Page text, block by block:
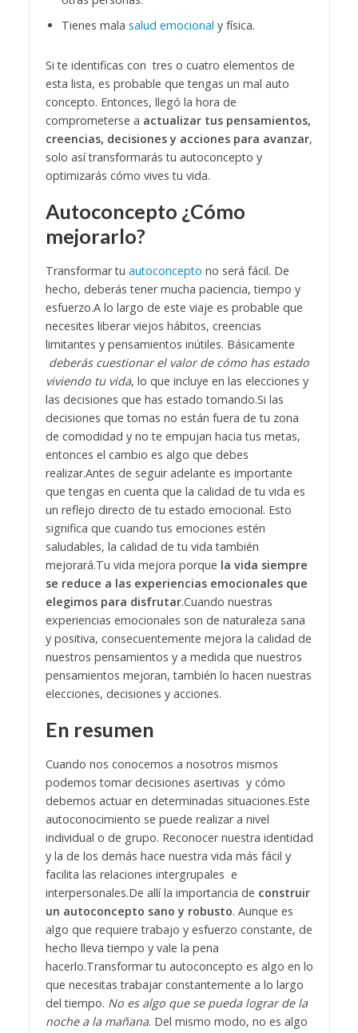
Tienes mala salud emocional y física.
Si te identificas con tres o cuatro elementos de
esta lista, es probable que tengas un mal auto
concepto. Entonces, llegó la hora de
comprometerse a actualizar tus pensamientos,
creencias, decisiones y acciones para avanzar,
solo así transformarás tu autoconcepto y
optimizarás cómo vives tu vida.
Autoconcepto ¿Cómo
mejorarlo?
Transformar tu autoconcepto no será fácil. De
hecho, deberás tener mucha paciencia, tiempo y
esfuerzo.A lo largo de este viaje es probable que
necesites liberar viejos hábitos, creencias
limitantes y pensamientos inútiles. Básicamente
deberás cuestionar el valor de cómo has estado
viviendo tu vida, lo que incluye en las elecciones y
las decisiones que has estado tomando.Si las
decisiones que tomas no están fuera de tu zona
de comodidad y no te empujan hacia tus metas,
entonces el cambio es algo que debes
realizar.Antes de seguir adelante es importante
que tengas en cuenta que la calidad de tu vida es
un reflejo directo de tu estado emocional. Esto
significa que cuando tus emociones estén
saludables, la calidad de tu vida también
mejorará.Tu vida mejora porque la vida siempre
se reduce a las experiencias emocionales que
elegimos para disfrutar.Cuando nuestras
experiencias emocionales son de naturaleza sana
y positiva, consecuentemente mejora la calidad de
nuestros pensamientos y a medida que nuestros
pensamientos mejoran, también lo hacen nuestras
elecciones, decisiones y acciones.
En resumen
Cuando nos conocemos a nosotros mismos
podemos tomar decisiones asertivas y cómo
debemos actuar en determinadas situaciones.Este
autoconocimiento se puede realizar a nivel
individual o de grupo. Reconocer nuestra identidad
y la de los demás hace nuestra vida más fácil y
facilita las relaciones intergrupales e
interpersonales.De allí la importancia de construir
un autoconcepto sano y robusto. Aunque es
algo que requiere trabajo y esfuerzo constante, de
hecho lleva tiempo y vale la pena
hacerlo.Transformar tu autoconcepto es algo en lo
que necesitas trabajar constantemente a lo largo
del tiempo. No es algo que se pueda lograr de la
noche a la mañana. Del mismo modo, no es algo